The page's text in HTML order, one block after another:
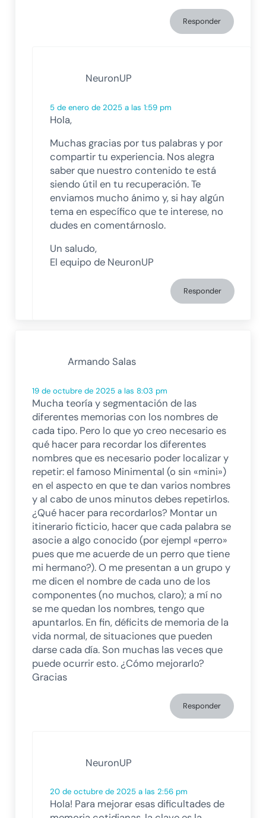
Responder
NeuronUP
5 de enero de 2025 a las 1:59 pm
Hola,
Muchas gracias por tus palabras y por
compartir tu experiencia. Nos alegra
saber que nuestro contenido te está
siendo útil en tu recuperación. Te
enviamos mucho ánimo y, si hay algún
tema en específico que te interese, no
dudes en comentárnoslo.
Un saludo,
El equipo de NeuronUP
Responder
Armando Salas
19 de octubre de 2025 a las 8:03 pm
Mucha teoría y segmentación de las
diferentes memorias con los nombres de
cada tipo. Pero lo que yo creo necesario es
qué hacer para recordar los diferentes
nombres que es necesario poder localizar y
repetir: el famoso Minimental (o sin «mini»)
en el aspecto en que te dan varios nombres
y al cabo de unos minutos debes repetirlos.
¿Qué hacer para recordarlos? Montar un
itinerario ficticio, hacer que cada palabra se
asocie a algo conocido (por ejempl «perro»
pues que me acuerde de un perro que tiene
mi hermano?). O me presentan a un grupo y
me dicen el nombre de cada uno de los
componentes (no muchos, claro); a mí no
se me quedan los nombres, tengo que
apuntarlos. En fin, déficits de memoria de la
vida normal, de situaciones que pueden
darse cada día. Son muchas las veces que
puede ocurrir esto. ¿Cómo mejorarlo?
Gracias
Responder
NeuronUP
20 de octubre de 2025 a las 2:56 pm
Hola! Para mejorar esas dificultades de